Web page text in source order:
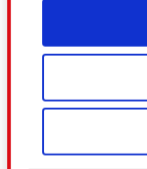
일부 쿠키는 웹
의 웹사이트 이
다. 예를 들어,
운영진과 관
스 이용자가
담당자는 토
나 기타 제삼
로 필요한 조